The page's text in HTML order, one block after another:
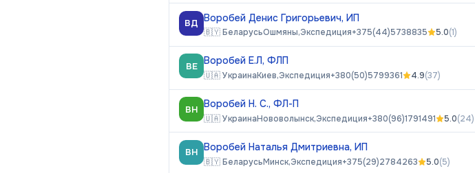
ВД Воробей Денис Григорьевич, ИП
🇧🇾БеларусьОшмяны,Экспедиция+375(44)5738835 5.0(1)
ВЕ Воробей Е.Л, ФЛП
🇺🇦УкраинаКиев,Экспедиция+380(50)5799361 4.9(37)
ВН Воробей Н. С., ФЛ-П
🇺🇦УкраинаНововолынск,Экспедиция+380(96)1791491 5.0(24)
ВН Воробей Наталья Дмитриевна, ИП
🇧🇾БеларусьМинск,Экспедиция+375(29)2784263 5.0(5)